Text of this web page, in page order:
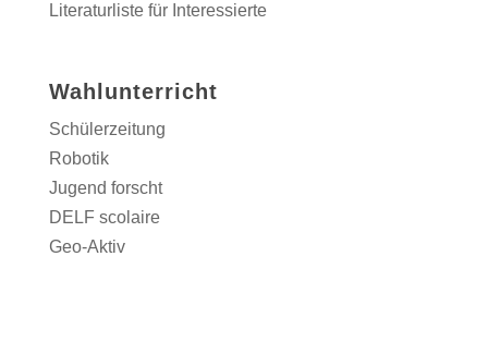
Literaturliste für Interessierte
Wahlunterricht
Schülerzeitung
Robotik
Jugend forscht
DELF scolaire
Geo-Aktiv